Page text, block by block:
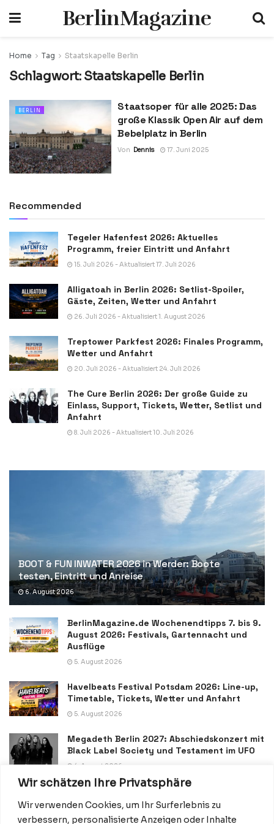
Wir schätzen Ihre Privatsphäre
Wir verwenden Cookies, um Ihr Surferlebnis zu
verbessern, personalisierte Anzeigen oder Inhalte
BerlinMagazine
Home Tag Staatskapelle Berlin
Schlagwort: Staatskapelle Berlin
BERLIN
Staatsoper für alle 2025: Das
große Klassik Open Air auf dem
Bebelplatz in Berlin
Von Dennis 17. Juni 2025
Recommended
Tegeler Hafenfest 2026: Aktuelles
Programm, freier Eintritt und Anfahrt
15. Juli 2026 - Aktualisiert 17. Juli 2026
Alligatoah in Berlin 2026: Setlist-Spoiler,
Gäste, Zeiten, Wetter und Anfahrt
26. Juli 2026 - Aktualisiert 1. August 2026
Treptower Parkfest 2026: Finales Programm,
Wetter und Anfahrt
20. Juli 2026 - Aktualisiert 24. Juli 2026
The Cure Berlin 2026: Der große Guide zu
Einlass, Support, Tickets, Wetter, Setlist und
Anfahrt
8. Juli 2026 - Aktualisiert 10. Juli 2026
BOOT & FUN INWATER 2026 in Werder: Boote
testen, Eintritt und Anreise
6. August 2026
BerlinMagazine.de Wochenendtipps 7. bis 9.
August 2026: Festivals, Gartennacht und
Ausflüge
5. August 2026
Havelbeats Festival Potsdam 2026: Line-up,
Timetable, Tickets, Wetter und Anfahrt
5. August 2026
Megadeth Berlin 2027: Abschiedskonzert mit
Black Label Society und Testament im UFO
4. August 2026